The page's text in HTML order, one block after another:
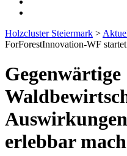
Holzcluster Steiermark >
ForForestInnovation-WF startet
Gegenwärtige
erlebbar